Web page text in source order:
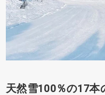
天然雪100％の17本